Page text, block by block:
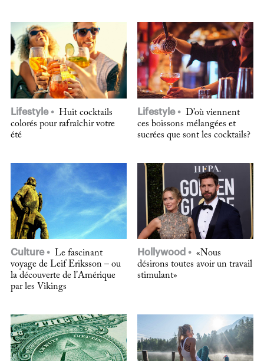
Lifestyle
Huit cocktails
colorés pour rafraîchir votre
été
Lifestyle
D’où viennent
ces boissons mélangées et
sucrées que sont les cocktails?
Culture
Le fascinant
voyage de Leif Eriksson – ou
la découverte de l’Amérique
par les Vikings
Hollywood
«Nous
désirons toutes avoir un travail
stimulant»